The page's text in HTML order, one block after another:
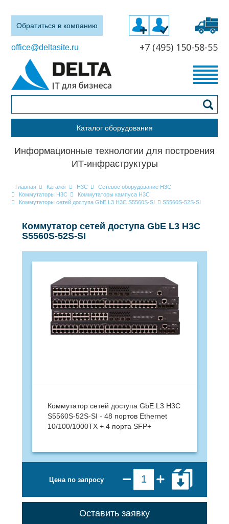
Обратиться в компанию
office@deltasite.ru +7 (495) 150-58-55
Каталог оборудования
Информационные технологии для построения
ИТ-инфраструктуры
Главная Каталог H3C
Сетевое оборудование H3C
Коммутаторы H3C
Коммутаторы кампуса H3C
Коммутаторы сетей доступа GbE L3 H3C S5560S-SI
S5560S-52S-SI
Коммутатор сетей доступа GbE L3 H3C
S5560S-52S-SI
Коммутатор сетей доступа GbE L3 H3C
S5560S-52S-SI - 48 портов Ethernet
10/100/1000TX + 4 порта SFP+
Цена по запросу
Оставить заявку